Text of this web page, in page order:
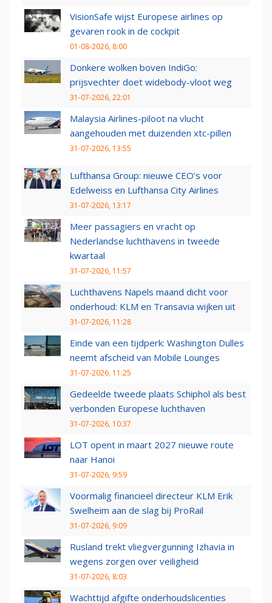
VisionSafe wijst Europese airlines op
gevaren rook in de cockpit
01-08-2026, 8:00
Donkere wolken boven IndiGo:
prijsvechter doet widebody-vloot weg
31-07-2026, 22:01
Malaysia Airlines-piloot na vlucht
aangehouden met duizenden xtc-pillen
31-07-2026, 13:55
Lufthansa Group: nieuwe CEO’s voor
Edelweiss en Lufthansa City Airlines
31-07-2026, 13:17
Meer passagiers en vracht op
Nederlandse luchthavens in tweede
kwartaal
31-07-2026, 11:57
Luchthavens Napels maand dicht voor
onderhoud: KLM en Transavia wijken uit
31-07-2026, 11:28
Einde van een tijdperk: Washington Dulles
neemt afscheid van Mobile Lounges
31-07-2026, 11:25
Gedeelde tweede plaats Schiphol als best
verbonden Europese luchthaven
31-07-2026, 10:37
LOT opent in maart 2027 nieuwe route
naar Hanoi
31-07-2026, 9:59
Voormalig financieel directeur KLM Erik
Swelheim aan de slag bij ProRail
31-07-2026, 9:09
Rusland trekt vliegvergunning Izhavia in
wegens zorgen over veiligheid
31-07-2026, 8:03
Wachttijd afgifte onderhoudslicenties